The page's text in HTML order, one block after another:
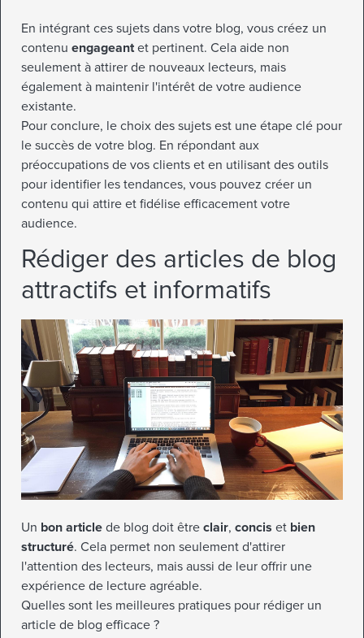
En intégrant ces sujets dans votre blog, vous créez un
contenu engageantet pertinent. Cela aide non
seulement à attirer de nouveaux lecteurs, mais
également à maintenir l'intérêt de votre audience
existante.
Pour conclure, le choix des sujets est une étape clé pour
le succès de votre blog. En répondant aux
préoccupations de vos clients et en utilisant des outils
pour identifier les tendances, vous pouvez créer un
contenu qui attire et fidélise efficacement votre
audience.
Rédiger des articles de blog
attractifs et informatifs
Un bon article de blog doit être clair, concis et bien
structuré. Cela permet non seulement d'attirer
l'attention des lecteurs, mais aussi de leur offrir une
expérience de lecture agréable.
Quelles sont les meilleures pratiques pour rédiger un
article de blog efficace ?